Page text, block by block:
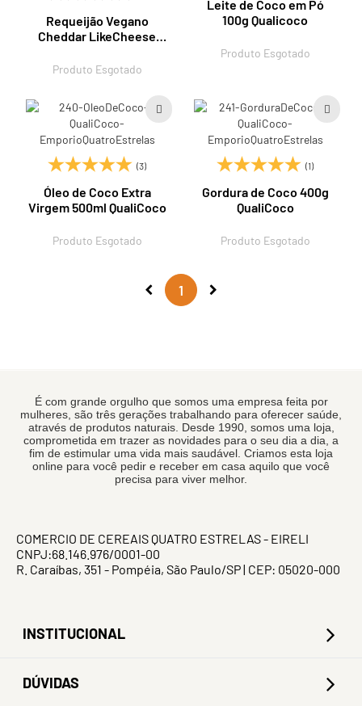
Requeijão Vegano
Cheddar LikeCheese
Produto Esgotado
Leite de Coco em Pó
100g Qualicoco
Produto Esgotado
(3)
Óleo de Coco Extra
Virgem 500ml QualiCoco
Produto Esgotado
(1)
Gordura de Coco 400g
QualiCoco
Produto Esgotado
1
É com grande orgulho que somos uma empresa feita por
mulheres, são três gerações trabalhando para oferecer saúde,
através de produtos naturais. Desde 1990, somos uma loja,
comprometida em trazer as novidades para o seu dia a dia, a
fim de estimular uma vida mais saudável. Criamos esta loja
online para você pedir e receber em casa aquilo que você
precisa para viver melhor.
COMERCIO DE CEREAIS QUATRO ESTRELAS - EIRELI
CNPJ:68.146.976/0001-00
R. Caraíbas, 351 - Pompéia, São Paulo/SP | CEP: 05020-000
INSTITUCIONAL
DÚVIDAS